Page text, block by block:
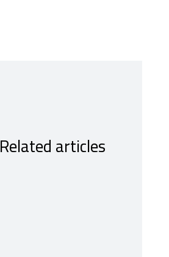
Related articles